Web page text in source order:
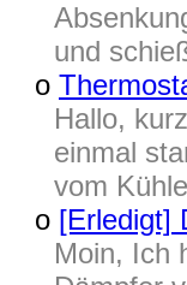
und
o
Hallo,
einmal
vom
o [Erledigt]
Moin, Ich